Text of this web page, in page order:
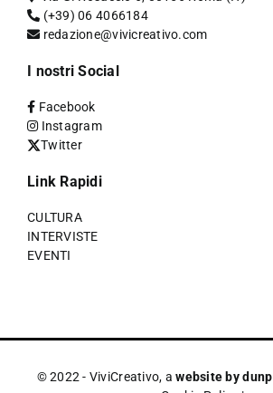
(+39) 06 4066184
redazione@vivicreativo.com
I nostri Social
Facebook
Instagram
Twitter
Link Rapidi
CULTURA
INTERVISTE
EVENTI
© 2022 - ViviCreativo, awebsite by dunp